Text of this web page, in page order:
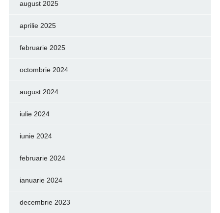
august 2025
aprilie 2025
februarie 2025
octombrie 2024
august 2024
iulie 2024
iunie 2024
februarie 2024
ianuarie 2024
decembrie 2023